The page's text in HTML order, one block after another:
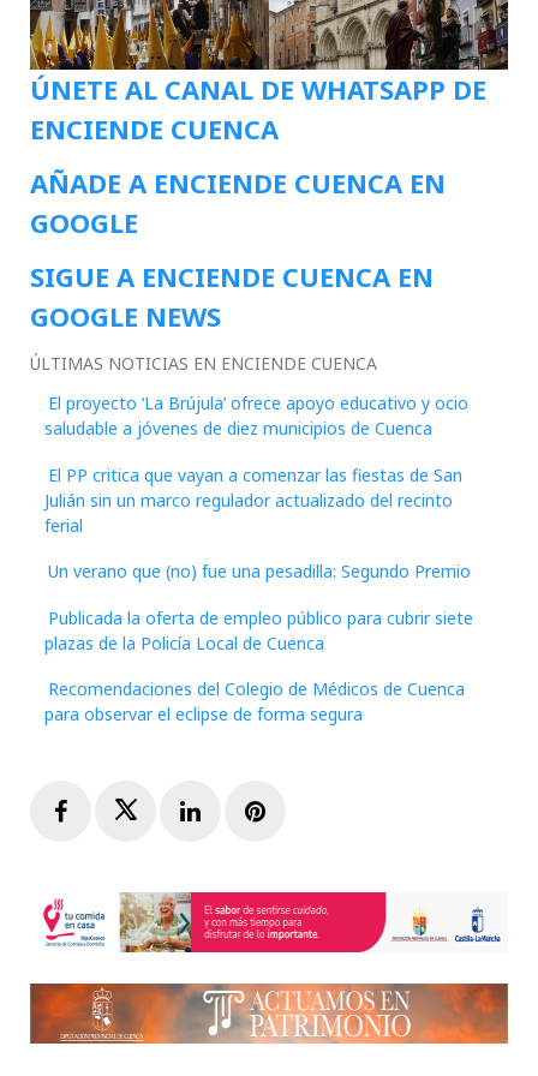
ÚNETE AL CANAL DE WHATSAPP DE
ENCIENDE CUENCA
AÑADE A ENCIENDE CUENCA EN
GOOGLE
SIGUE A ENCIENDE CUENCA EN
GOOGLE NEWS
ÚLTIMAS NOTICIAS EN ENCIENDE CUENCA
El proyecto ‘La Brújula’ ofrece apoyo educativo y ocio
saludable a jóvenes de diez municipios de Cuenca
El PP critica que vayan a comenzar las fiestas de San
Julián sin un marco regulador actualizado del recinto
ferial
Un verano que (no) fue una pesadilla: Segundo Premio
Publicada la oferta de empleo público para cubrir siete
plazas de la Policía Local de Cuenca
Recomendaciones del Colegio de Médicos de Cuenca
para observar el eclipse de forma segura
FacebookTwitterLinkedInPinterest